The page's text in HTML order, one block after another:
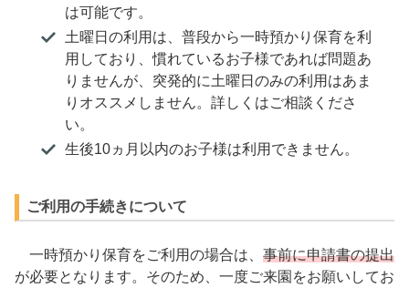
は可能です。
土曜日の利用は、普段から一時預かり保育を利
用しており、慣れているお子様であれば問題あ
りませんが、突発的に土曜日のみの利用はあま
りオススメしません。詳しくはご相談くださ
い。
生後10ヵ月以内のお子様は利用できません。
ご利用の手続きについて
一時預かり保育をご利用の場合は、 事前に申請書の提出
が必要となります。そのため、一度ご来園をお願いしてお